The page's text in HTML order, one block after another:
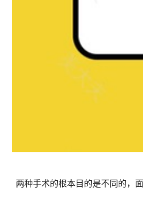
两种手术的根本目的是不同的，